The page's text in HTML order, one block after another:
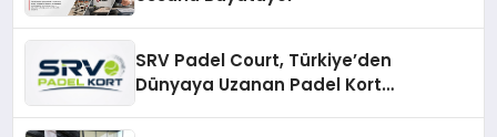
SRV Padel Court, Türkiye’den
Dünyaya Uzanan Padel Kort